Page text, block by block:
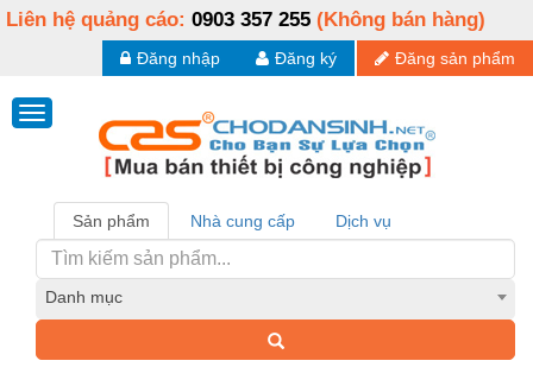
Liên hệ quảng cáo: 0903 357 255 (Không bán hàng)
Đăng sản phẩm
Đăng ký
Đăng nhập
Sản phẩm Nhà cung cấp Dịch vụ
Danh mục